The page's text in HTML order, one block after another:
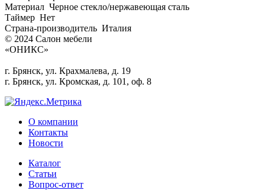
Материал Черное стекло/нержавеющая сталь
Таймер Нет
Страна-производитель Италия
© 2024 Салон мебели
«ОНИКС»
г. Брянск, ул. Крахмалева, д. 19
г. Брянск, ул. Кромская, д. 101, оф. 8
О компании
Контакты
Новости
Каталог
Статьи
Вопрос-ответ